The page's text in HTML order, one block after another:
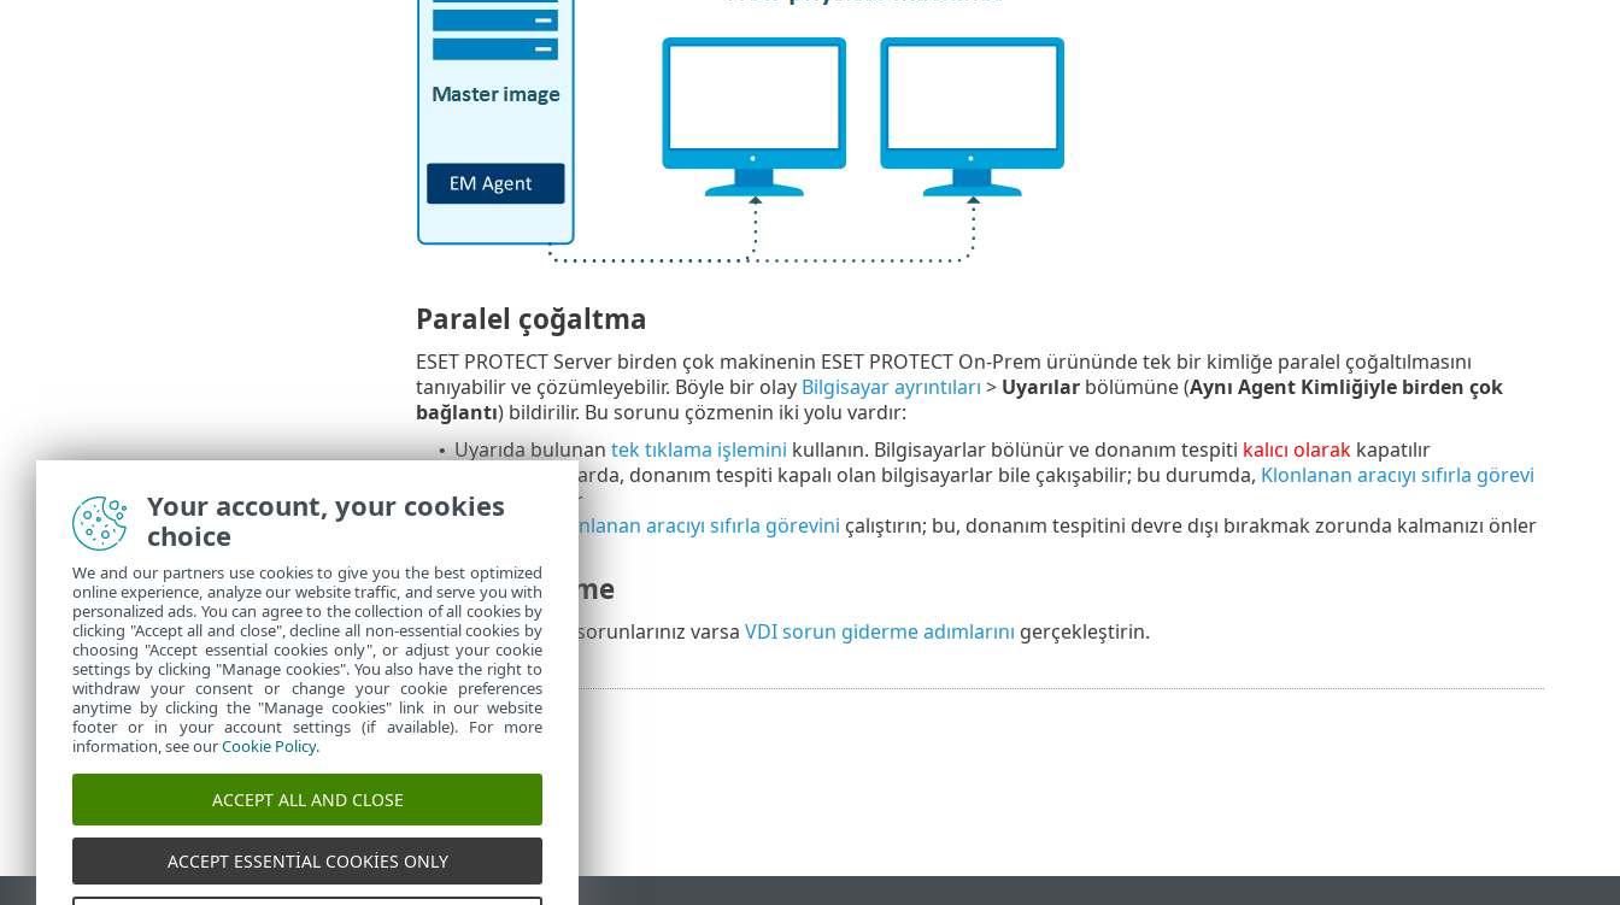
Paralel çoğaltma
ESET PROTECT Server birden çok makinenin ESET PROTECT On-Prem ürününde tek bir kimliğe paralel çoğaltılmasını
tanıyabilir ve çözümleyebilir. Böyle bir olay Bilgisayar ayrıntıları > Uyarılarbölümüne (Aynı Agent Kimliğiyle birden çok
bağlantı) bildirilir. Bu sorunu çözmenin iki yolu vardır:
• Uyarıda bulunan tek tıklama işlemini kullanın. Bilgisayarlar bölünür ve donanım tespiti kalıcı olarakkapatılır
Nadir durumlarda, donanım tespiti kapalı olan bilgisayarlar bile çakışabilir; bu durumda, Klonlanan aracıyı sıfırla görevi
tek seçenektir
Klonlanan aracıyı sıfırla görevini çalıştırın; bu, donanım tespitini devre dışı bırakmak zorunda kalmanızı önler
Sorun giderme
VDI klonu ile ilgili sorunlarınız varsa VDI sorun giderme adımlarını gerçekleştirin.
Your account, your cookies
choice
We and our partners use cookies to give you the best optimized
online experience, analyze our website traffic, and serve you with
personalized ads. You can agree to the collection of all cookies by
clicking "Accept all and close", decline all non-essential cookies by
choosing "Accept essential cookies only", or adjust your cookie
settings by clicking "Manage cookies". You also have the right to
withdraw your consent or change your cookie preferences
anytime by clicking the "Manage cookies" link in our website
footer or in your account settings (if available). For more
information, see ourCookie Policy.
ACCEPT ALL AND CLOSE
ACCEPT ESSENTIAL COOKIES ONLY